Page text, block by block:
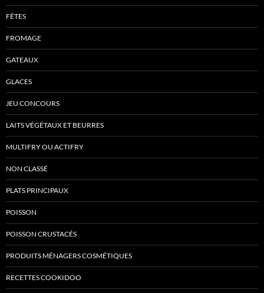
FÊTES
FROMAGE
GATEAUX
GLACES
JEU CONCOURS
LAITS VÉGÉTAUX ET BEURRES
MULTIFRY OU ACTIFRY
NON CLASSÉ
PLATS PRINCIPAUX
POISSON
POISSON CRUSTACÉS
PRODUITS MÉNAGERS COSMÉTIQUES
RECETTES COOKIDOO